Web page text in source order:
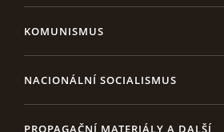
KOMUNISMUS
NACIONÁLNÍ SOCIALISMUS
PROPAGAČNÍ MATERIÁLY A DALŠÍ